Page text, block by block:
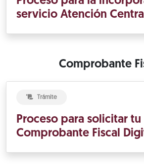
servicio Atención
Comprobante
Trámite
Proceso para solicitar tu
Comprobante Fiscal